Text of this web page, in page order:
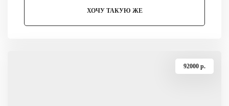
ХОЧУ ТАКУЮ ЖЕ
92000 p.